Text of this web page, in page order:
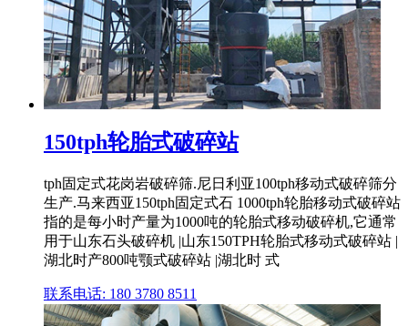
150tph轮胎式破碎站
tph固定式花岗岩破碎筛.尼日利亚100tph移动式破碎筛分
生产.马来西亚150tph固定式石 1000tph轮胎移动式破碎站
指的是每小时产量为1000吨的轮胎式移动破碎机,它通常
用于山东石头破碎机 |山东150TPH轮胎式移动式破碎站 |
湖北时产800吨颚式破碎站 |湖北时 式
联系电话: 180 3780 8511